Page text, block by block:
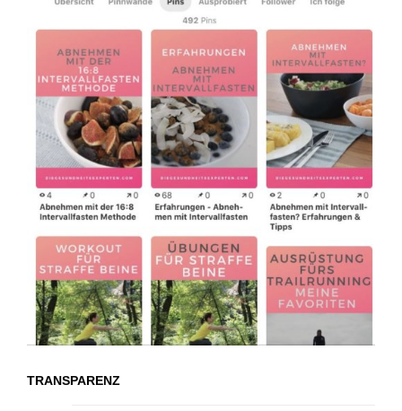
TRANSPARENZ